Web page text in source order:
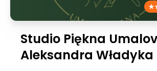
Studio Piękna
Aleksandra Władyka